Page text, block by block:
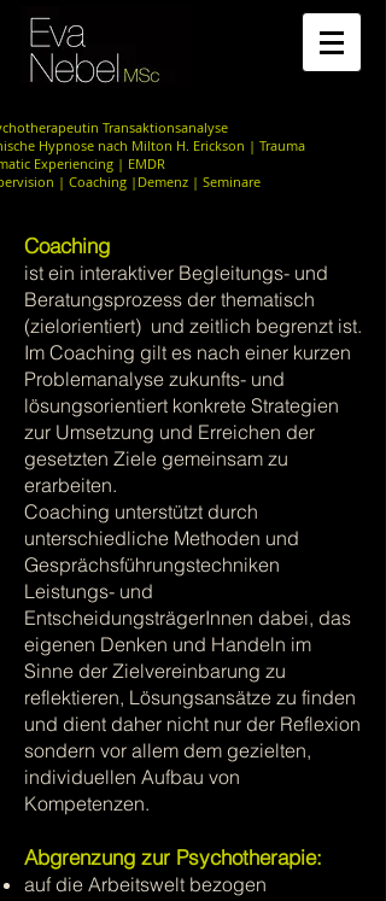
Transaktionsanalyse
Hypnose nach Milton H. Erickson | Trauma
Experiencing | EMDR
| Coaching |Demenz | Seminare
Coaching
ist ein interaktiver Begleitungs- und
Beratungsprozess der thematisch
(zielorientiert) und zeitlich begrenzt ist.
Im Coaching gilt es nach einer kurzen
Problemanalyse zukunfts- und
lösungsorientiert konkrete Strategien
zur Umsetzung und Erreichen der
gesetzten Ziele gemeinsam zu
erarbeiten.
Coaching unterstützt durch
unterschiedliche Methoden und
Gesprächsführungstechniken
Leistungs- und
EntscheidungsträgerInnen dabei, das
eigenen Denken und Handeln im
Sinne der Zielvereinbarung zu
reflektieren, Lösungsansätze zu finden
und dient daher nicht nur der Reflexion
sondern vor allem dem gezielten,
individuellen Aufbau von
Kompetenzen.
Abgrenzung zur Psychotherapie:
auf die Arbeitswelt bezogen